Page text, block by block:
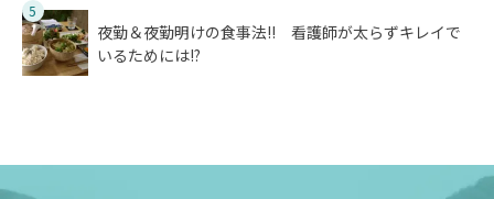
5
夜勤＆夜勤明けの食事法!! 看護師が太らずキレイで
いるためには!?